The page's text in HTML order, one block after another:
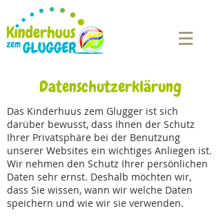
Datenschutzerklärung
Das Kinderhuus zem Glugger ist sich
darüber bewusst, dass Ihnen der Schutz
Ihrer Privatsphäre bei der Benutzung
unserer Websites ein wichtiges Anliegen ist.
Wir nehmen den Schutz Ihrer persönlichen
Daten sehr ernst. Deshalb möchten wir,
dass Sie wissen, wann wir welche Daten
speichern und wie wir sie verwenden.